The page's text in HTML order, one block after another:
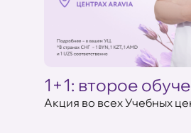
1+1: второе
Акция во всех Учебных